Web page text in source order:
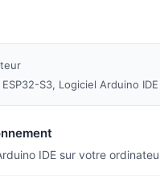
S3, Logiciel Arduino IDE
IDE sur votre